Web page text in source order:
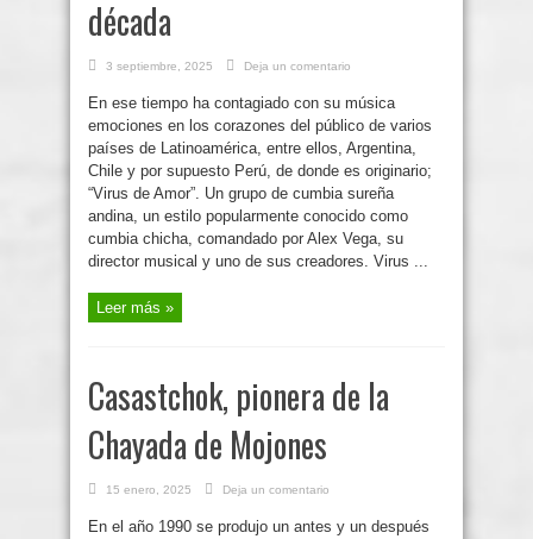
década
3 septiembre, 2025 Deja un comentario
En ese tiempo ha contagiado con su música
emociones en los corazones del público de varios
países de Latinoamérica, entre ellos, Argentina,
Chile y por supuesto Perú, de donde es originario;
“Virus de Amor”. Un grupo de cumbia sureña
andina, un estilo popularmente conocido como
cumbia chicha, comandado por Alex Vega, su
director musical y uno de sus creadores. Virus ...
Leer más »
Casastchok, pionera de la
Chayada de Mojones
15 enero, 2025 Deja un comentario
En el año 1990 se produjo un antes y un después